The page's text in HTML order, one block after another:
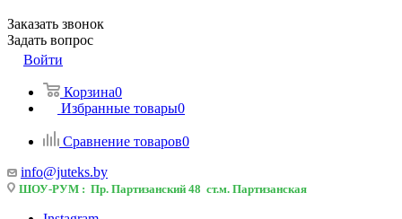
Заказать звонок
Задать вопрос
Войти
Корзина0
Избранные товары0
Сравнение товаров0
info@juteks.by
ШОУ-РУМ : Пр. Партизанский 48 ст.м. Партизанская